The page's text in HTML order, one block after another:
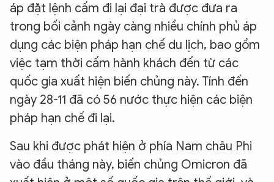
áp đặt lệnh cấm đi lại đại trà được đưa ra
trong bối cảnh ngày càng nhiều chính phủ áp
dụng các biện pháp hạn chế du lịch, bao gồm
việc tạm thời cấm hành khách đến từ các
quốc gia xuất hiện biến chủng này. Tính đến
ngày 28-11 đã có 56 nước thực hiện các biện
pháp hạn chế đi lại.
Sau khi được phát hiện ở phía Nam châu Phi
vào đầu tháng này, biến chủng Omicron đã